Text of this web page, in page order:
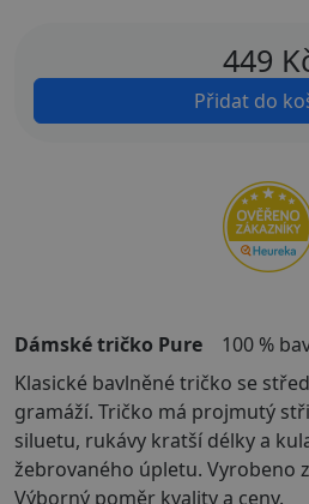
449
Přidat do
Dámské tričko Pure 100 %
Klasické bavlněné tričko se
gramáží. Tričko má projmutý
siluetu, rukávy kratší délky a
žebrovaného úpletu. Vyrobeno
Výborný poměr kvality a ceny.